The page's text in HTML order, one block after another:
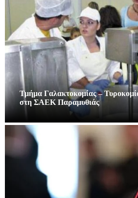
Τμήμα Γαλακτοκομίας –
στη ΣΑΕΚ Παραμυθιάς